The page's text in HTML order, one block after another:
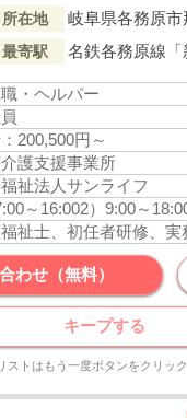
所在地 岐阜県各務原
最寄駅
・ヘルパー
200,500円～
護支援事業所
祉法人サンライフ
～16:002）9:00～
わせ（無料）
キープする
ストはもう一度ボタンをクリッ